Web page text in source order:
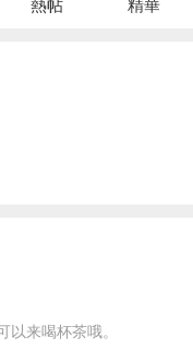
熱帖 精華
来喝杯茶哦。